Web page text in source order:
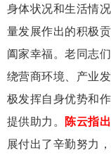
身体状况和生活情
量发展作出的积极
阖家幸福。老同志
绕营商环境、产业
极发挥自身优势和
提供助力。陈云指出
展付出了辛勤努力